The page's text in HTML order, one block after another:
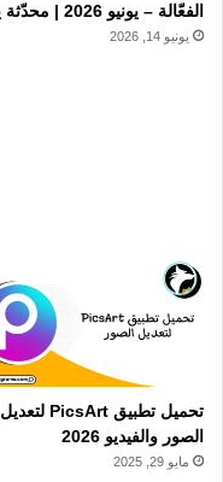
الفعّالة – يونيو 2026 | محدّثة يومياً
يونيو 14, 2026
تحميل تطبيق PicsArt لتعديل
الصور والفيديو 2026
مايو 29, 2025